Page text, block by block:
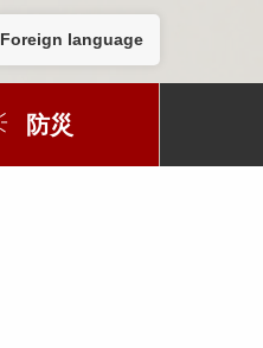
Foreign language
防災